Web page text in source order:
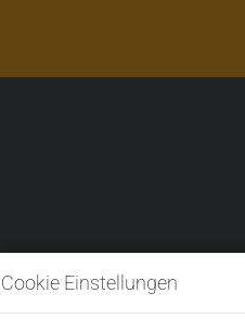
Cookie Einstellungen